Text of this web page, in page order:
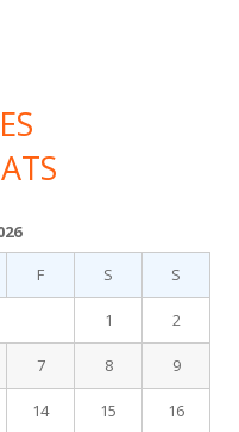
F S S
1 2
7 8 9
14 15 16